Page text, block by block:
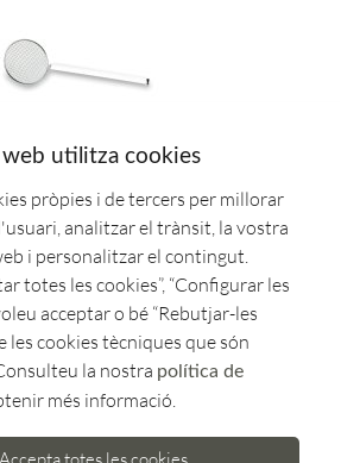
INOX 14CM 60413.LACOR
AL CLIENT
utilitza cookies
pròpies i de tercers per millorar
analitzar el trànsit, la vostra
i personalitzar el contingut.
totes les cookies”, “Configurar les
acceptar o bé “Rebutjar-les
les cookies tècniques que són
la nostra política de
més informació.